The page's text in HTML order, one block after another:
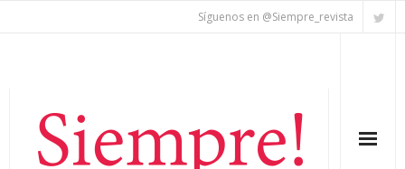
Síguenos en @Siempre_revista